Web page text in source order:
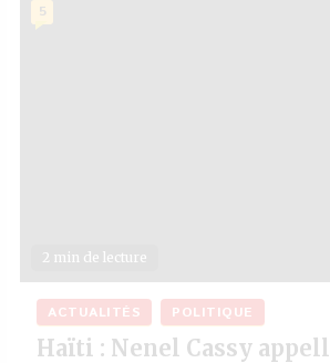
2 min de lecture
5
ACTUALITÉS POLITIQUE
Haïti : Nenel Cassy